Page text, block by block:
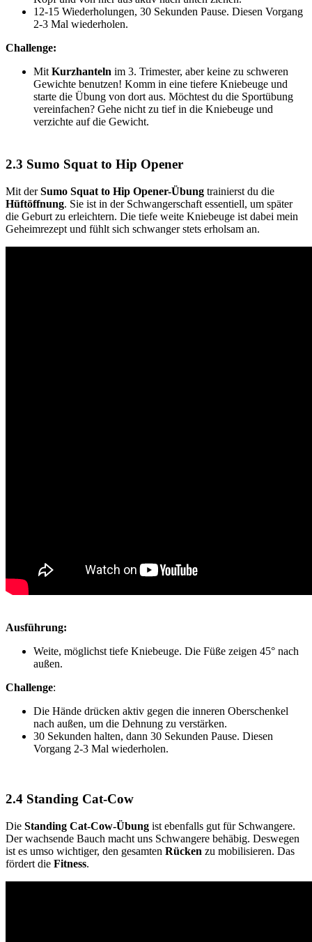
12-15 Wiederholungen, 30 Sekunden Pause. Diesen Vorgang
2-3 Mal wiederholen.
Challenge:
Mit Kurzhanteln im 3. Trimester, aber keine zu schweren
Gewichte benutzen! Komm in eine tiefere Kniebeuge und
starte die Übung von dort aus. Möchtest du die Sportübung
vereinfachen? Gehe nicht zu tief in die Kniebeuge und
verzichte auf die Gewicht.
2.3 Sumo Squat to Hip Opener
Mit derSumo Squat to Hip Opener-Übung trainierst du die
Hüftöffnung. Sie ist in der Schwangerschaft essentiell, um später
die Geburt zu erleichtern. Die tiefe weite Kniebeuge ist dabei mein
Geheimrezept und fühlt sich schwanger stets erholsam an.
Ausführung:
Weite, möglichst tiefe Kniebeuge. Die Füße zeigen 45° nach
außen.
Challenge:
Die Hände drücken aktiv gegen die inneren Oberschenkel
nach außen, um die Dehnung zu verstärken.
30 Sekunden halten, dann 30 Sekunden Pause. Diesen
Vorgang 2-3 Mal wiederholen.
2.4 Standing Cat-Cow
Die Standing Cat-Cow-Übung ist ebenfalls gut für Schwangere.
Der wachsende Bauch macht uns Schwangere behäbig. Deswegen
ist es umso wichtiger, den gesamten Rücken zu mobilisieren. Das
fördert die Fitness.